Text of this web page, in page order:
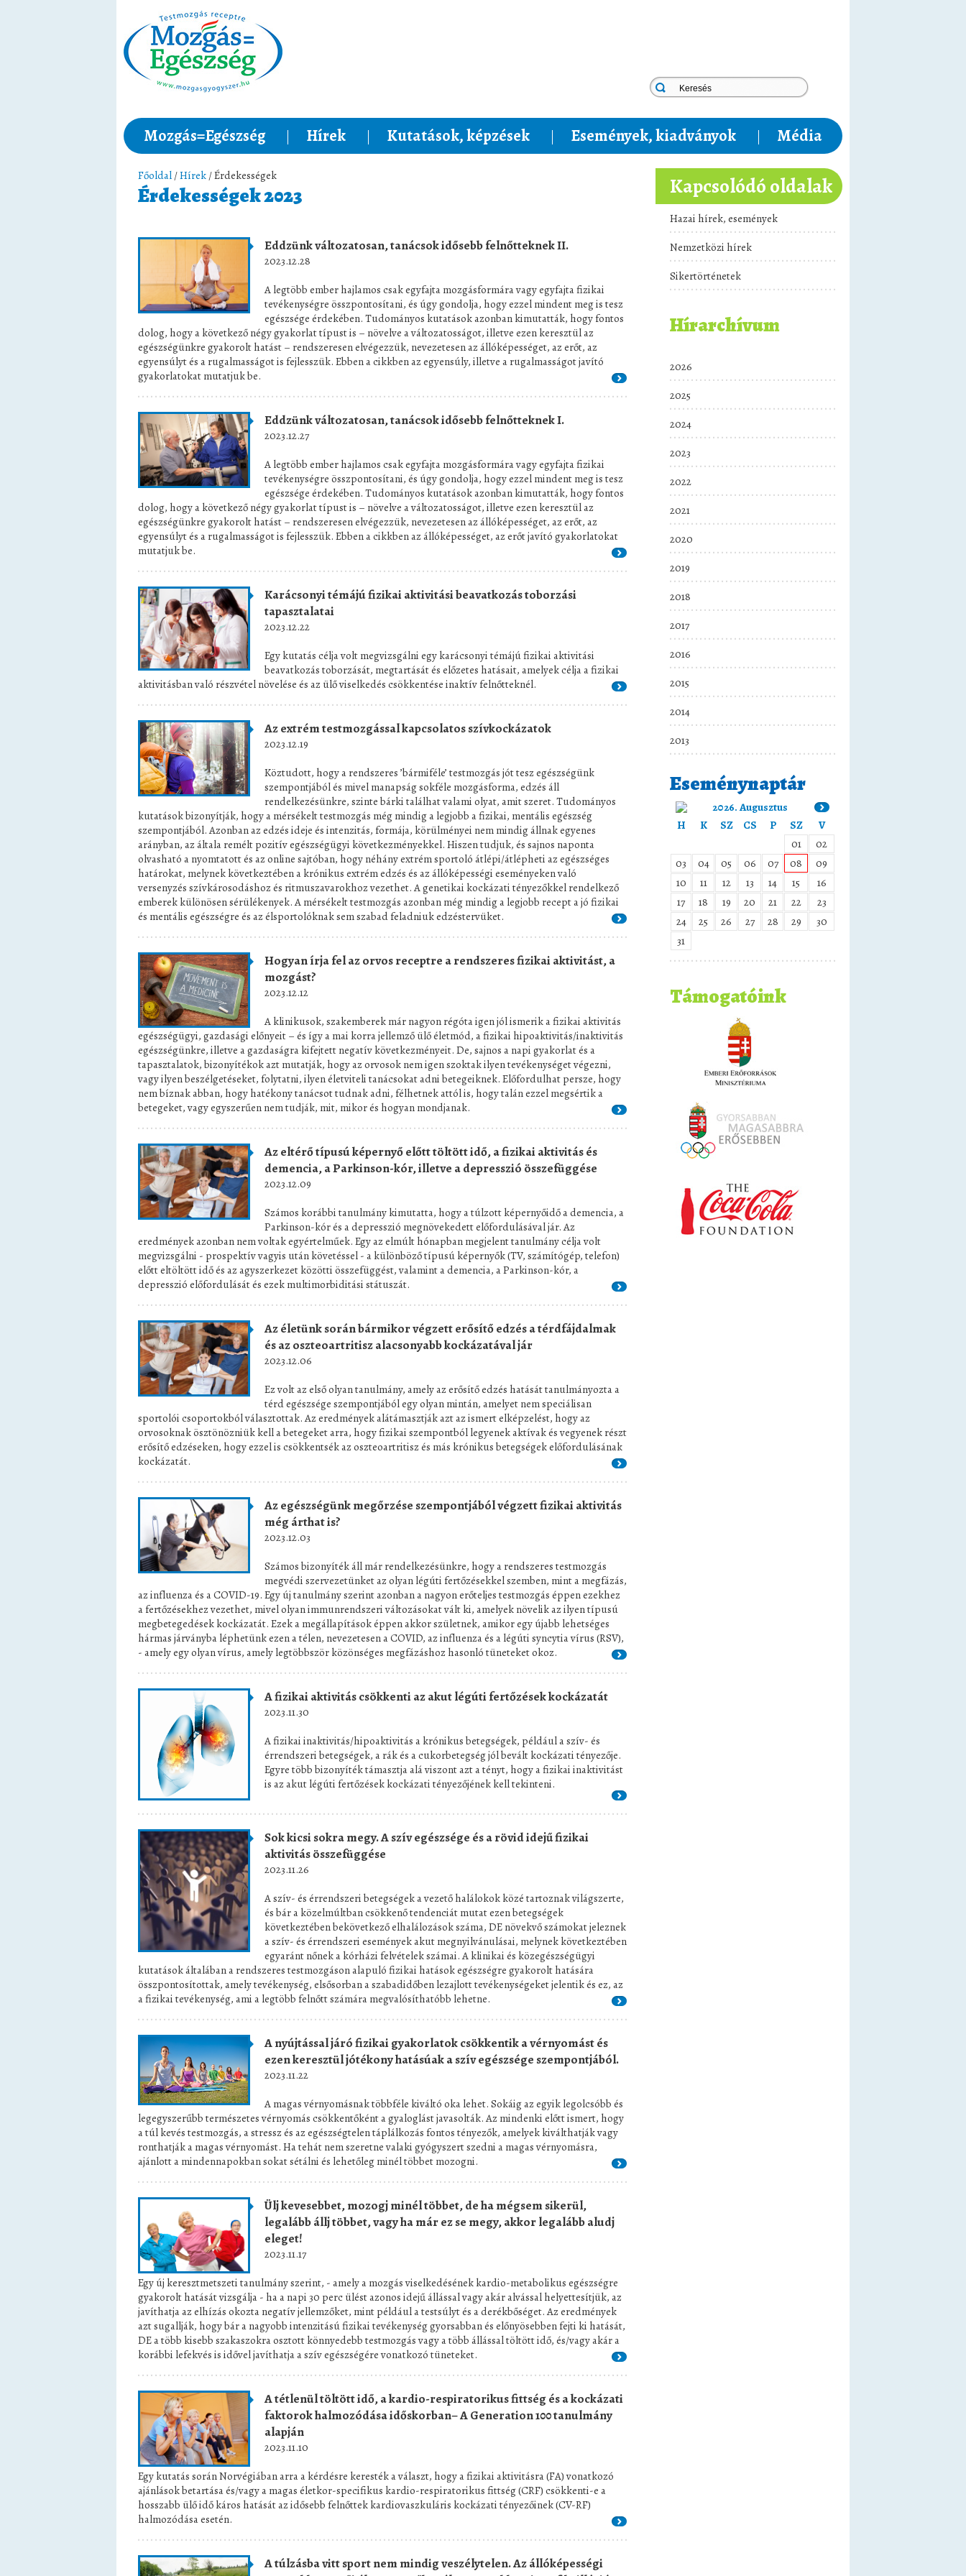
Mozgás=Egészség Hírek Kutatások, képzések Események, kiadványok Média
Főoldal /Hírek / Érdekességek
Érdekességek 2023
Eddzünk változatosan, tanácsok idősebb felnőtteknek II.
2023.12.28
A legtöbb ember hajlamos csak egyfajta mozgásformára vagy egyfajta fizikai
tevékenységre összpontosítani, és úgy gondolja, hogy ezzel mindent meg is tesz
egészsége érdekében. Tudományos kutatások azonban kimutatták, hogy fontos
dolog, hogy a következő négy gyakorlat típust is – növelve a változatosságot, illetve ezen keresztül az
egészségünkre gyakorolt hatást – rendszeresen elvégezzük, nevezetesen az állóképességet, az erőt, az
egyensúlyt és a rugalmasságot is fejlesszük. Ebben a cikkben az egyensúly, illetve a rugalmasságot javító
gyakorlatokat mutatjuk be.
Eddzünk változatosan, tanácsok idősebb felnőtteknek I.
2023.12.27
A legtöbb ember hajlamos csak egyfajta mozgásformára vagy egyfajta fizikai
tevékenységre összpontosítani, és úgy gondolja, hogy ezzel mindent meg is tesz
egészsége érdekében. Tudományos kutatások azonban kimutatták, hogy fontos
dolog, hogy a következő négy gyakorlat típust is – növelve a változatosságot, illetve ezen keresztül az
egészségünkre gyakorolt hatást – rendszeresen elvégezzük, nevezetesen az állóképességet, az erőt, az
egyensúlyt és a rugalmasságot is fejlesszük. Ebben a cikkben az állóképességet, az erőt javító gyakorlatokat
mutatjuk be.
Karácsonyi témájú fizikai aktivitási beavatkozás toborzási
tapasztalatai
2023.12.22
Egy kutatás célja volt megvizsgálni egy karácsonyi témájú fizikai aktivitási
beavatkozás toborzását, megtartását és előzetes hatásait, amelyek célja a fizikai
aktivitásban való részvétel növelése és az ülő viselkedés csökkentése inaktív felnőtteknél.
Az extrém testmozgással kapcsolatos szívkockázatok
2023.12.19
Köztudott, hogy a rendszeres ’bármiféle’ testmozgás jót tesz egészségünk
szempontjából és mivel manapság sokféle mozgásforma, edzés áll
rendelkezésünkre, szinte bárki találhat valami olyat, amit szeret. Tudományos
kutatások bizonyítják, hogy a mérsékelt testmozgás még mindig a legjobb a fizikai, mentális egészség
szempontjából. Azonban az edzés ideje és intenzitás, formája, körülményei nem mindig állnak egyenes
arányban, az általa remélt pozitív egészségügyi következményekkel. Hiszen tudjuk, és sajnos naponta
olvasható a nyomtatott és az online sajtóban, hogy néhány extrém sportoló átlépi/átlépheti az egészséges
határokat, melynek következtében a krónikus extrém edzés és az állóképességi eseményeken való
versenyzés szívkárosodáshoz és ritmuszavarokhoz vezethet. A genetikai kockázati tényezőkkel rendelkező
emberek különösen sérülékenyek. A mérsékelt testmozgás azonban még mindig a legjobb recept a jó fizikai
és mentális egészségre és az élsportolóknak sem szabad feladniuk edzéstervüket.
Hogyan írja fel az orvos receptre a rendszeres fizikai aktivitást, a
mozgást?
2023.12.12
A klinikusok, szakemberek már nagyon régóta igen jól ismerik a fizikai aktivitás
egészségügyi, gazdasági előnyeit – és így a mai korra jellemző ülő életmód, a fizikai hipoaktivitás/inaktivitás
egészségünkre, illetve a gazdaságra kifejtett negatív következményeit. De, sajnos a napi gyakorlat és a
tapasztalatok, bizonyítékok azt mutatják, hogy az orvosok nem igen szoktak ilyen tevékenységet végezni,
vagy ilyen beszélgetéseket, folytatni, ilyen életviteli tanácsokat adni betegeiknek. Előfordulhat persze, hogy
nem bíznak abban, hogy hatékony tanácsot tudnak adni, félhetnek attól is, hogy talán ezzel megsértik a
betegeket, vagy egyszerűen nem tudják, mit, mikor és hogyan mondjanak.
Az eltérő típusú képernyő előtt töltött idő, a fizikai aktivitás és
demencia, a Parkinson-kór, illetve a depresszió összefüggése
2023.12.09
Számos korábbi tanulmány kimutatta, hogy a túlzott képernyőidő a demencia, a
Parkinson-kór és a depresszió megnövekedett előfordulásával jár. Az
eredmények azonban nem voltak egyértelműek. Egy az elmúlt hónapban megjelent tanulmány célja volt
megvizsgálni - prospektív vagyis után követéssel - a különböző típusú képernyők (TV, számítógép, telefon)
előtt eltöltött idő és az agyszerkezet közötti összefüggést, valamint a demencia, a Parkinson-kór, a
depresszió előfordulását és ezek multimorbiditási státuszát.
Az életünk során bármikor végzett erősítő edzés a térdfájdalmak
és az oszteoartritisz alacsonyabb kockázatával jár
2023.12.06
Ez volt az első olyan tanulmány, amely az erősítő edzés hatását tanulmányozta a
térd egészsége szempontjából egy olyan mintán, amelyet nem speciálisan
sportolói csoportokból választottak. Az eredmények alátámasztják azt az ismert elképzelést, hogy az
orvosoknak ösztönözniük kell a betegeket arra, hogy fizikai szempontból legyenek aktívak és vegyenek részt
erősítő edzéseken, hogy ezzel is csökkentsék az oszteoartritisz és más krónikus betegségek előfordulásának
kockázatát.
Az egészségünk megőrzése szempontjából végzett fizikai aktivitás
még árthat is?
2023.12.03
Számos bizonyíték áll már rendelkezésünkre, hogy a rendszeres testmozgás
megvédi szervezetünket az olyan légúti fertőzésekkel szemben, mint a megfázás,
az influenza és a COVID-19. Egy új tanulmány szerint azonban a nagyon erőteljes testmozgás éppen ezekhez
a fertőzésekhez vezethet, mivel olyan immunrendszeri változásokat vált ki, amelyek növelik az ilyen típusú
megbetegedések kockázatát. Ezek a megállapítások éppen akkor születnek, amikor egy újabb lehetséges
hármas járványba léphetünk ezen a télen, nevezetesen a COVID, az influenza és a légúti syncytia vírus (RSV),
- amely egy olyan vírus, amely legtöbbször közönséges megfázáshoz hasonló tüneteket okoz.
A fizikai aktivitás csökkenti az akut légúti fertőzések kockázatát
2023.11.30
A fizikai inaktivitás/hipoaktivitás a krónikus betegségek, például a szív- és
érrendszeri betegségek, a rák és a cukorbetegség jól bevált kockázati tényezője.
Egyre több bizonyíték támasztja alá viszont azt a tényt, hogy a fizikai inaktivitást
is az akut légúti fertőzések kockázati tényezőjének kell tekinteni.
Sok kicsi sokra megy. A szív egészsége és a rövid idejű fizikai
aktivitás összefüggése
2023.11.26
A szív- és érrendszeri betegségek a vezető halálokok közé tartoznak világszerte,
és bár a közelmúltban csökkenő tendenciát mutat ezen betegségek
következtében bekövetkező elhalálozások száma, DE növekvő számokat jeleznek
a szív- és érrendszeri események akut megnyilvánulásai, melynek következtében
egyaránt nőnek a kórházi felvételek számai. A klinikai és közegészségügyi
kutatások általában a rendszeres testmozgáson alapuló fizikai hatások egészségre gyakorolt hatására
összpontosítottak, amely tevékenység, elsősorban a szabadidőben lezajlott tevékenységeket jelentik és ez, az
a fizikai tevékenység, ami a legtöbb felnőtt számára megvalósíthatóbb lehetne.
A nyújtással járó fizikai gyakorlatok csökkentik a vérnyomást és
ezen keresztül jótékony hatásúak a szív egészsége szempontjából.
2023.11.22
A magas vérnyomásnak többféle kiváltó oka lehet. Sokáig az egyik legolcsóbb és
legegyszerűbb természetes vérnyomás csökkentőként a gyaloglást javasolták. Az mindenki előtt ismert, hogy
a túl kevés testmozgás, a stressz és az egészségtelen táplálkozás fontos tényezők, amelyek kiválthatják vagy
ronthatják a magas vérnyomást. Ha tehát nem szeretne valaki gyógyszert szedni a magas vérnyomásra,
ajánlott a mindennapokban sokat sétálni és lehetőleg minél többet mozogni.
Ülj kevesebbet, mozogj minél többet, de ha mégsem sikerül,
legalább állj többet, vagy ha már ez se megy, akkor legalább aludj
eleget!
2023.11.17
Egy új keresztmetszeti tanulmány szerint, - amely a mozgás viselkedésének kardio-metabolikus egészségre
gyakorolt hatását vizsgálja - ha a napi 30 perc ülést azonos idejű állással vagy akár alvással helyettesítjük, az
javíthatja az elhízás okozta negatív jellemzőket, mint például a testsúlyt és a derékbőséget. Az eredmények
azt sugallják, hogy bár a nagyobb intenzitású fizikai tevékenység gyorsabban és előnyösebben fejti ki hatását,
DE a több kisebb szakaszokra osztott könnyedebb testmozgás vagy a több állással töltött idő, és/vagy akár a
korábbi lefekvés is idővel javíthatja a szív egészségére vonatkozó tüneteket.
A tétlenül töltött idő, a kardio-respiratorikus fittség és a kockázati
faktorok halmozódása időskorban– A Generation 100 tanulmány
alapján
2023.11.10
Egy kutatás során Norvégiában arra a kérdésre keresték a választ, hogy a fizikai aktivitásra (FA) vonatkozó
ajánlások betartása és/vagy a magas életkor-specifikus kardio-respiratorikus fittség (CRF) csökkenti-e a
hosszabb ülő idő káros hatását az idősebb felnőttek kardiovaszkuláris kockázati tényezőinek (CV-RF)
halmozódása esetén.
A túlzásba vitt sport nem mindig veszélytelen. Az állóképességi
Kapcsolódó oldalak
Hazai hírek, események
Nemzetközi hírek
Sikertörténetek
Hírarchívum
2026
2025
2024
2023
2022
2021
2020
2019
2018
2017
2016
2015
2014
2013
Eseménynaptár
2026. Augusztus
H
K SZ CS P SZ
V
01
02
03
04 05 06 07 08
09
10
11 12 13 14 15
16
17
18 19 20 21 22
23
24
25 26 27 28 29
30
31
Támogatóink